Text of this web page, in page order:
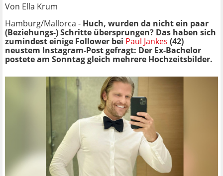
Von Ella Krum
Hamburg/Mallorca - Huch, wurden da nicht ein paar
(Beziehungs-) Schritte übersprungen? Das haben sich
zumindest einige Follower bei Paul Jankes (42)
neustem Instagram-Post gefragt: Der Ex-Bachelor
postete am Sonntag gleich mehrere Hochzeitsbilder.